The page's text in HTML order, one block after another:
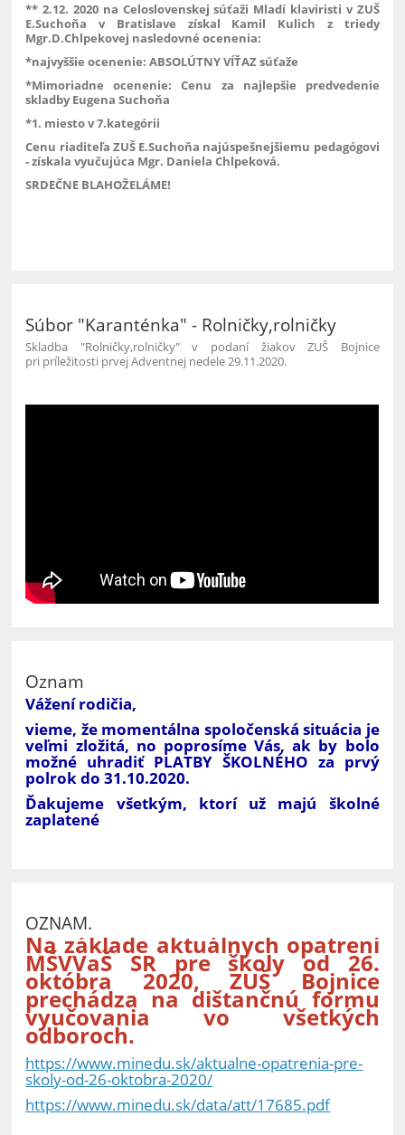
** 2.12. 2020 na Celoslovenskej súťaži Mladí klaviristi v ZUŠ
E.Suchoňa v Bratislave získal Kamil Kulich z triedy
Mgr.D.Chlpekovej nasledovné ocenenia:
*najvyššie ocenenie: ABSOLÚTNY VÍŤAZ súťaže
*Mimoriadne ocenenie: Cenu za najlepšie predvedenie
skladby Eugena Suchoňa
*1. miesto v 7.kategórii
Cenu riaditeľa ZUŠ E.Suchoňa najúspešnejšiemu pedagógovi
- získala vyučujúca Mgr. Daniela Chlpeková.
SRDEČNE BLAHOŽELÁME!
Súbor "Karanténka" - Rolničky,rolničky
Skladba "Rolničky,rolničky" v podaní žiakov ZUŠ Bojnice
pri príležitosti prvej Adventnej nedele 29.11.2020.
Oznam
Vážení rodičia,
vieme, že momentálna spoločenská situácia je
veľmi zložitá, no poprosíme Vás, ak by bolo
možné uhradiť PLATBY ŠKOLNÉHO za prvý
polrok do 31.10.2020.
Ďakujeme všetkým, ktorí už majú školné
zaplatené
OZNAM.
Na základe aktuálnych opatrení
MŠVVaŠ SR pre školy od 26.
októbra 2020, ZUŠ Bojnice
prechádza na dištančnú formu
vyučovania vo všetkých
odboroch.
https://www.minedu.sk/aktualne-opatrenia-pre-
skoly-od-26-oktobra-2020/
https://www.minedu.sk/data/att/17685.pdf